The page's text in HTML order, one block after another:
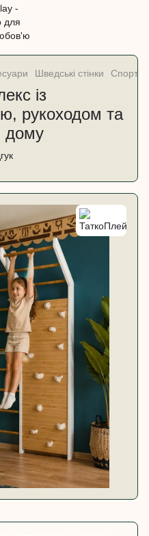
Шведські стінки
із
рукоходом та
дому